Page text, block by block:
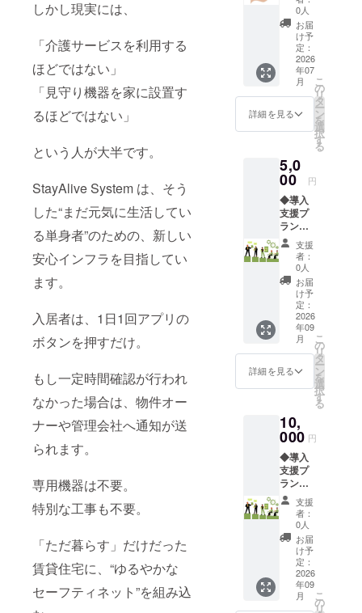
しかし現実には、
「介護サービスを利用する
ほどではない」
「見守り機器を家に設置す
るほどではない」
という人が大半です。
StayAlive System は、そう
した“まだ元気に生活してい
る単身者”のための、新しい
安心インフラを目指してい
ます。
入居者は、1日1回アプリの
ボタンを押すだけ。
もし一定時間確認が行われ
なかった場合は、物件オー
ナーや管理会社へ通知が送
られます。
専用機器は不要。
特別な工事も不要。
「ただ暮らす」だけだった
賃貸住宅に、“ゆるやかな
セーフティネット”を組み込
誰にも気づ
かれない孤
立や、発見
いった問題
も現実に起
きていま
す。
私はこの課
題に対し
「高額な設
備が必要だ
から無理」
「大きな企
業しかでき
ない」
のままでい
ませんでし
もっと現実
的に、もっ
と低コスト
で、もっと
広く使える
あってい
い。
け）：
・進捗
報告 ・
採用物
ニュー
ス ※提
供方
法：
メール
にてお
ます
0人
お届
け予
定：
2026
年07
月
詳細を見る
こ
の
リ
タ
ー
ン
を
選
択
す
る
5,0
00 円
◆導入
支援プ
ラン
（物件
オー
ナー・
管理会
社向
け）：
システ
ム導入
対象枠
3枠 ※
実際の
運用開
始まで
用はか
かりま
せん。
※具体的
な登録
対象者
の情報
は不要
です。
（枠の
確保が
目的で
す） ※
導入枠
すべて
支援
者：
0人
お届
け予
定：
2026
年09
月
詳細を見る
こ
の
リ
タ
ー
ン
を
選
択
す
る
10,
000 円
◆導入
支援プ
ラン
（物件
オー
ナー・
管理会
社向
け）：
システ
ム導入
対象枠
支援
者：
0人
お届
け予
定：
2026
年09
月
こ
の
リ